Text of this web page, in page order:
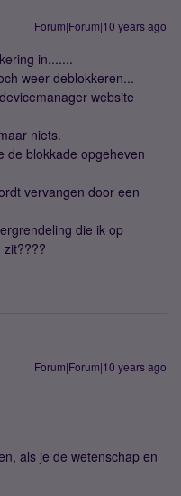
Forum|Forum|10 years ago
in.......
weer deblokkeren...
website
niets.
de blokkade opgeheven
vervangen door een
die ik op
Forum|Forum|10 years ago
als je de wetenschap en